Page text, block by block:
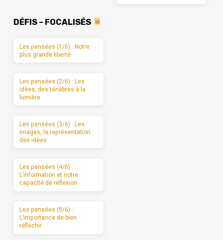
DÉFIS – FOCALISÉS
Les pensées (1/6) : Notre
plus grande liberté
Les pensées (2/6) : Les
idées, des ténèbres à la
lumière
Les pensées (3/6) : Les
images, la représentation
des idées
Les pensées (4/6) :
L’information et notre
capacité de réflexion
Les pensées (5/6) :
L’importance de bien
réfléchir